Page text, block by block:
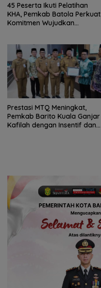
45 Peserta Ikuti Pelatihan
KHA, Pemkab Batola Perkuat
Komitmen Wujudkan
Prestasi MTQ Meningkat,
Pemkab Barito Kuala Ganjar
Kafilah dengan Insentif dan